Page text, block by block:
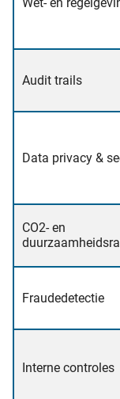
Audit trails
Data privacy &
CO2- en
Fraudedetectie
Interne controles